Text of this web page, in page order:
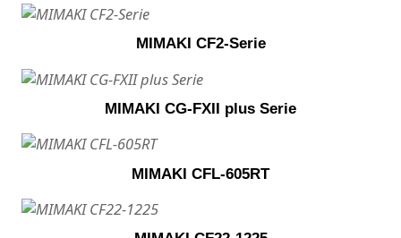
MIMAKI CF2-Serie
MIMAKI CG-FXII plus Serie
MIMAKI CFL-605RT